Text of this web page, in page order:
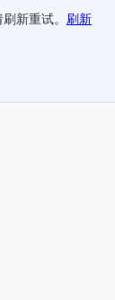
新重试。 刷新